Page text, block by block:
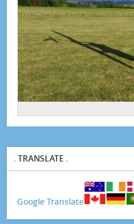
. TRANSLATE .
Google Translate